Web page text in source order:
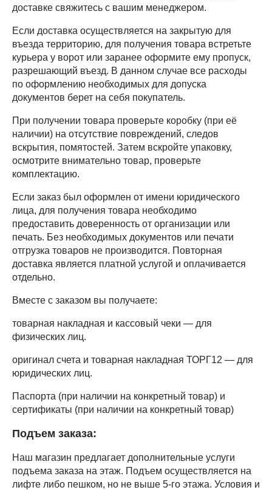
доставке свяжитесь с вашим менеджером.
Если доставка осуществляется на закрытую для
въезда территорию, для получения товара встретьте
курьера у ворот или заранее оформите ему пропуск,
разрешающий въезд. В данном случае все расходы
по оформлению необходимых для допуска
документов берет на себя покупатель.
При получении товара проверьте коробку (при её
наличии) на отсутствие повреждений, следов
вскрытия, помятостей. Затем вскройте упаковку,
осмотрите внимательно товар, проверьте
комплектацию.
Если заказ был оформлен от имени юридического
лица, для получения товара необходимо
предоставить доверенность от организации или
печать. Без необходимых документов или печати
отгрузка товаров не производится. Повторная
доставка является платной услугой и оплачивается
отдельно.
Вместе с заказом вы получаете:
товарная накладная и кассовый чеки — для
физических лиц.
оригинал счета и товарная накладная ТОРГ12 — для
юридических лиц.
Паспорта (при наличии на конкретный товар) и
сертификаты (при наличии на конкретный товар)
Подъем заказа:
Наш магазин предлагает дополнительные услуги
подъема заказа на этаж. Подъем осуществляется на
лифте либо пешком, но не выше 5-го этажа. Условия и